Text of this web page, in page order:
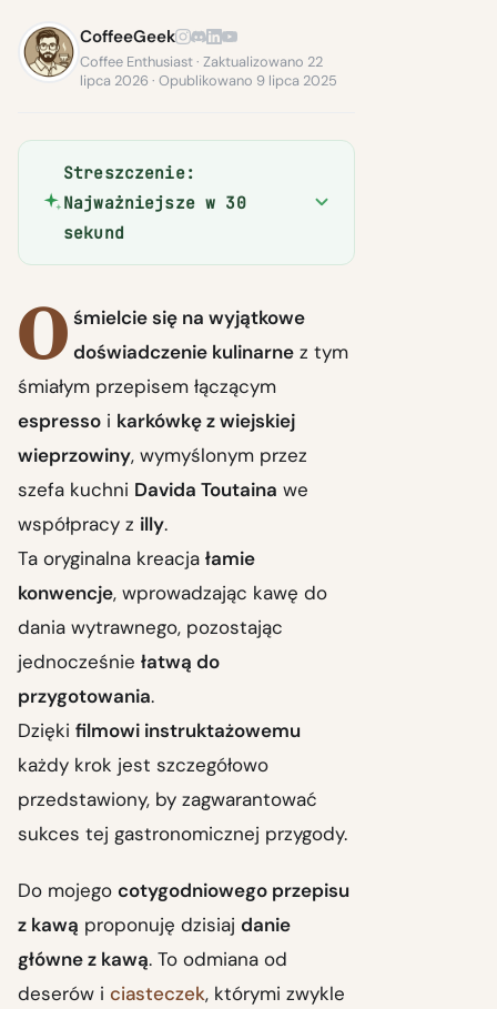
CoffeeGeek
Coffee Enthusiast · Zaktualizowano 22
lipca 2026 · Opublikowano 9 lipca 2025
Streszczenie:
Najważniejsze w 30
sekund
O śmielcie się na wyjątkowe
doświadczenie kulinarne z tym
śmiałym przepisem łączącym
espresso i karkówkę z wiejskiej
wieprzowiny, wymyślonym przez
szefa kuchni Davida Toutaina we
współpracy z illy.
Ta oryginalna kreacja łamie
konwencje, wprowadzając kawę do
dania wytrawnego, pozostając
jednocześnie łatwą do
przygotowania.
Dzięki filmowi instruktażowemu
każdy krok jest szczegółowo
przedstawiony, by zagwarantować
sukces tej gastronomicznej przygody.
Do mojego cotygodniowego przepisu
z kawą proponuję dzisiaj danie
główne z kawą. To odmiana od
deserów i ciasteczek, którymi zwykle